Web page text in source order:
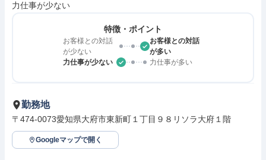
力仕事が少ない
特徴・ポイント
お客様との対話
が少ない
お客様との対話
が多い
力仕事が少ない
力仕事が多い
勤務地
〒474-0073愛知県大府市東新町１丁目９８リソラ大府１階
Googleマップで開く